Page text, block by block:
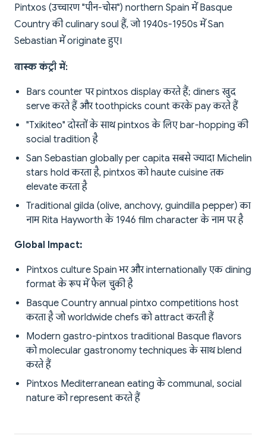
Pintxos (उच्चारण "पीन-चोस") northern Spain में Basque
Country की culinary soul हैं, जो 1940s-1950s में San
Sebastian में originate हुए।
बास्क कंट्री में:
Bars counter पर pintxos display करते हैं; diners खुद
serve करते हैं और toothpicks count करके pay करते हैं
"Txikiteo" दोस्तों के साथ pintxos के लिए bar-hopping की
social tradition है
San Sebastian globally per capita सबसे ज्यादा Michelin
stars hold करता है, pintxos को haute cuisine तक
elevate करता है
Traditional gilda (olive, anchovy, guindilla pepper) का
नाम Rita Hayworth के 1946 film character के नाम पर है
Global Impact:
Pintxos culture Spain भर और internationally एक dining
format के रूप में फैल चुकी है
Basque Country annual pintxo competitions host
करता है जो worldwide chefs को attract करती हैं
Modern gastro-pintxos traditional Basque flavors
को molecular gastronomy techniques के साथ blend
करते हैं
Pintxos Mediterranean eating के communal, social
nature को represent करते हैं